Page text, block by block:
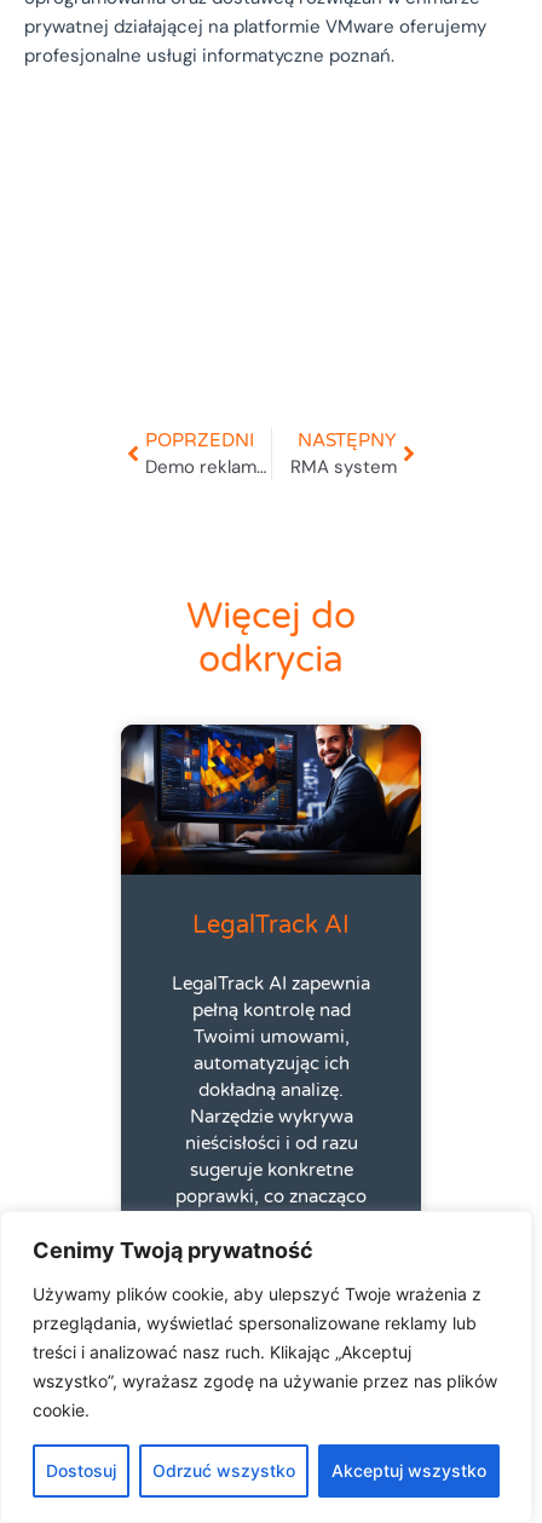
Cenimy Twoją prywatność
Używamy plików cookie, aby ulepszyć Twoje wrażenia z
przeglądania, wyświetlać spersonalizowane reklamy lub
treści i analizować nasz ruch. Klikając „Akceptuj
wszystko”, wyrażasz zgodę na używanie przez nas plików
cookie.
Dostosuj Odrzuć wszystko Akceptuj wszystko
prywatnej działającej na platformie VMware oferujemy
profesjonalne usługi informatyczne poznań.
POPRZEDNI
Demo reklamacje
NASTĘPNY
RMA system
Więcej do
odkrycia
LegalTrack AI
LegalTrack AI zapewnia
pełną kontrolę nad
Twoimi umowami,
automatyzując ich
dokładną analizę.
Narzędzie wykrywa
nieścisłości i od razu
sugeruje konkretne
poprawki, co znacząco
negocjacji. Dzięki temu
ss_administrator
2025-
08-22
Polityka Plików
Cookie